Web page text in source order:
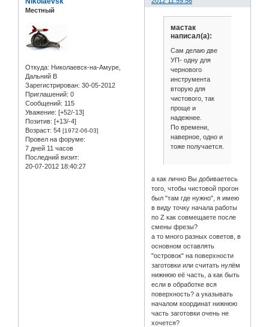
Местный
Откуда: Николаевск-на-Амуре,
Дальний В
Зарегистрирован: 30-05-2012
Приглашений: 0
Сообщений: 115
Уважение: [+52/-13]
Позитив: [+13/-4]
Возраст: 54 [1972-06-03]
Провел на форуме:
7 дней 11 часов
Последний визит:
20-07-2012 18:40:27
мастак
написал(а):
Сам делаю две
УП- одну для
чернового
инструмента
вторую для
чистового, так
проще и
надежнее.
По времени,
наверное, одно и
тоже получается.
а как лично Вы добиваетесь
того, чтобы чистовой прогон
был "там где нужно", я имею
в виду точку начала работы
по Z как совмещаете после
смены фрезы?
а то много разных советов, в
основном оставлять
"островок" на поверхности
заготовки или считать нулём
нижнюю её часть, а как быть
если в обработке вся
поверхность? а указывать
началом координат нижнюю
часть заготовки очень не
хочется?